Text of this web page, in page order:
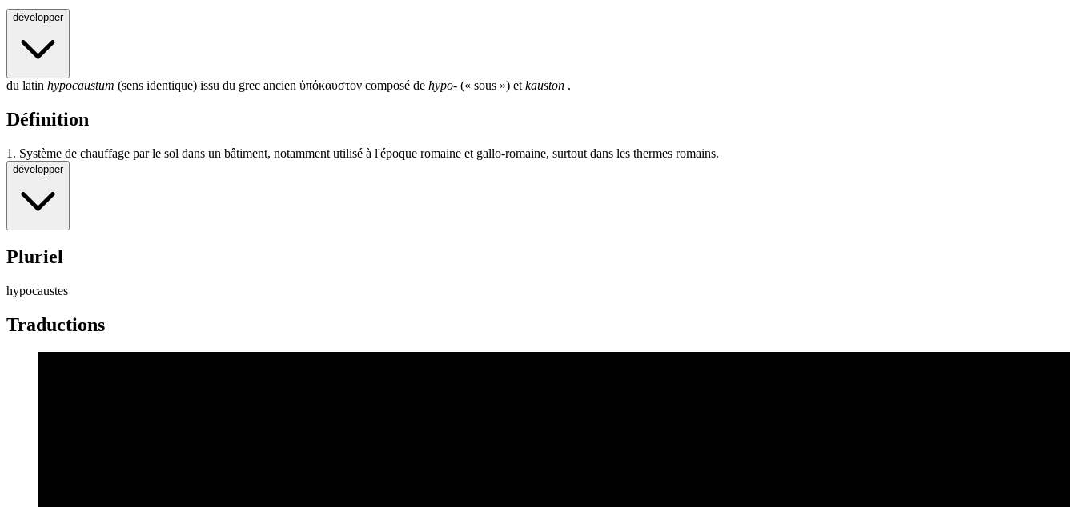
développer
du latin hypocaustum (sens identique) issu du grec ancien ὑπόκαυστον composé de hypo- (« sous ») etkauston .
Définition
1. Système de chauffage par le sol dans un bâtiment, notamment utilisé à l'époque romaine et gallo-romaine, surtout dans les thermes romains.
développer
Pluriel
hypocaustes
Traductions